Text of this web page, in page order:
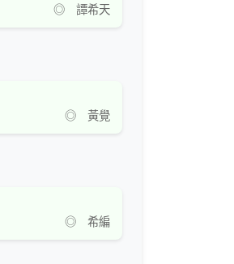
◎ 譚希天
◎ 黃覺
◎ 希編